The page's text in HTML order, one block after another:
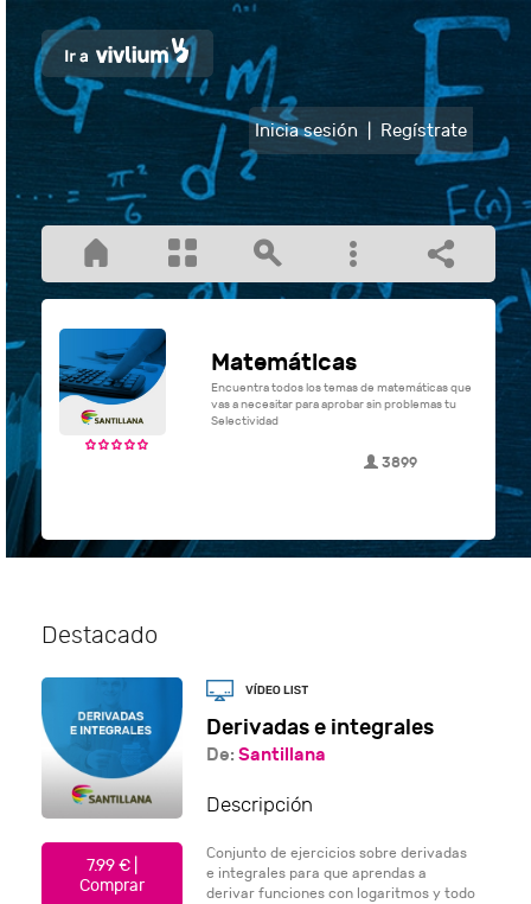
Inicia sesión Regístrate
Matemáticas
Encuentra todos los temas de matemáticas que
vas a necesitar para aprobar sin problemas tu
Selectividad
3899
Destacado
7.99 € |
Comprar
Derivadas e integrales
De:Santillana
Descripción
Conjunto de ejercicios sobre derivadas
e integrales para que aprendas a
derivar funciones con logaritmos y todo